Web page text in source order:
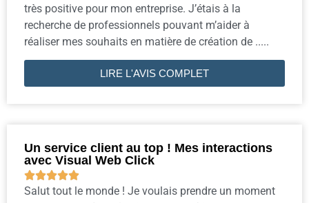
très positive pour mon entreprise. J’étais à la
recherche de professionnels pouvant m’aider à
réaliser mes souhaits en matière de création de .....
LIRE L'AVIS COMPLET
Un service client au top ! Mes interactions
avec Visual Web Click

Salut tout le monde ! Je voulais prendre un moment